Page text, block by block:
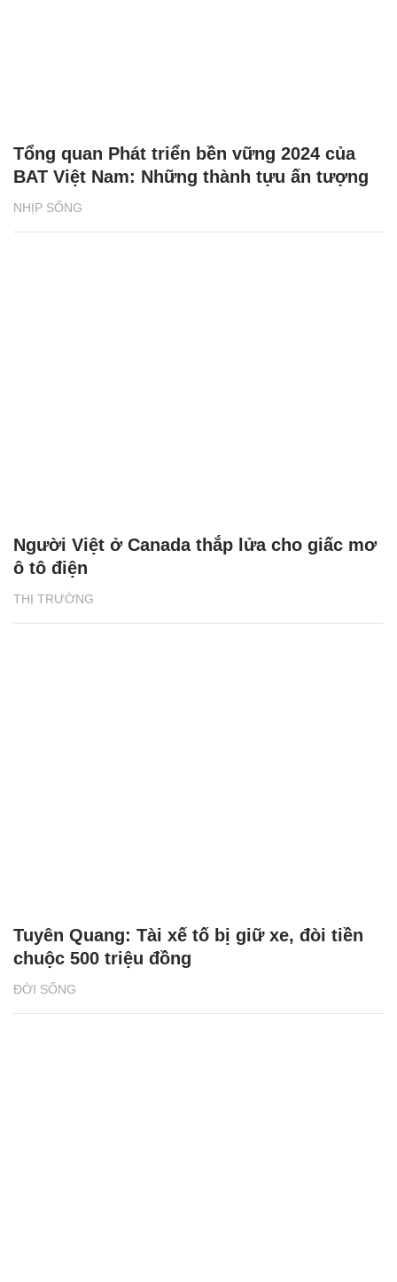
NHỊP SỐNG
Tổng quan Phát triển bền vững 2024 của
BAT Việt Nam: Những thành tựu ấn tượng
THỊ TRƯỜNG
Người Việt ở Canada thắp lửa cho giấc mơ
ô tô điện
ĐỜI SỐNG
Tuyên Quang: Tài xế tố bị giữ xe, đòi tiền
chuộc 500 triệu đồng